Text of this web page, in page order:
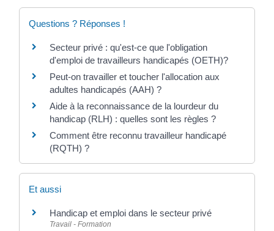
Questions ? Réponses !
Secteur privé : qu'est-ce que l'obligation
d'emploi de travailleurs handicapés (OETH)?
Peut-on travailler et toucher l'allocation aux
adultes handicapés (AAH) ?
Aide à la reconnaissance de la lourdeur du
handicap (RLH) : quelles sont les règles ?
Comment être reconnu travailleur handicapé
(RQTH) ?
Et aussi
Handicap et emploi dans le secteur privé
Travail - Formation